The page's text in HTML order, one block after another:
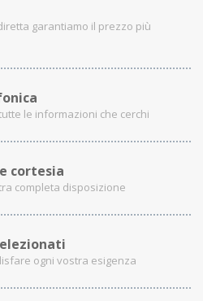
garantiamo il prezzo più
le informazioni che cerchi
cortesia
completa disposizione
ogni vostra esigenza